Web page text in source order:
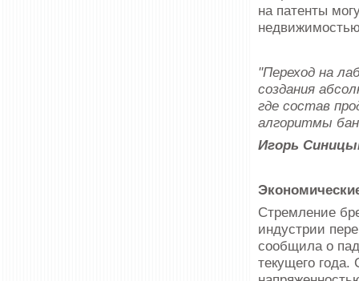
на патенты
"Переход на
создания
где состав
алгоритмы
Игорь
Стремление
индустрии
сообщила о
текущего года.